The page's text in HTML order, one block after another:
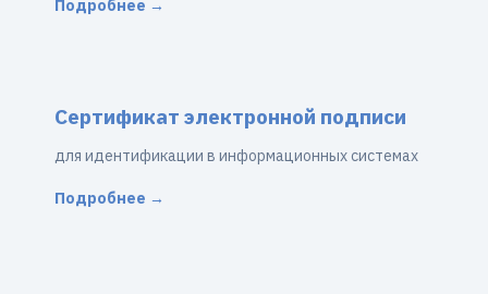
Подробнее →
Сертификат электронной подписи
для идентификации в информационных системах
Подробнее →